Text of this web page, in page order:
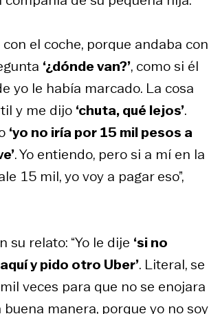
el coche, porque andaba con
‘¿dónde van?’, como si él
yo le había marcado. La cosa
y me dijo ‘chuta, qué lejos’.
‘yo no iría por 15 mil pesos a
. Yo entiendo, pero si a mí en la
15 mil, yo voy a pagar eso”,
su relato: “Yo le dije ‘si no
y pido otro Uber’. Literal, se
veces para que no se enojara
buena manera, porque yo no soy